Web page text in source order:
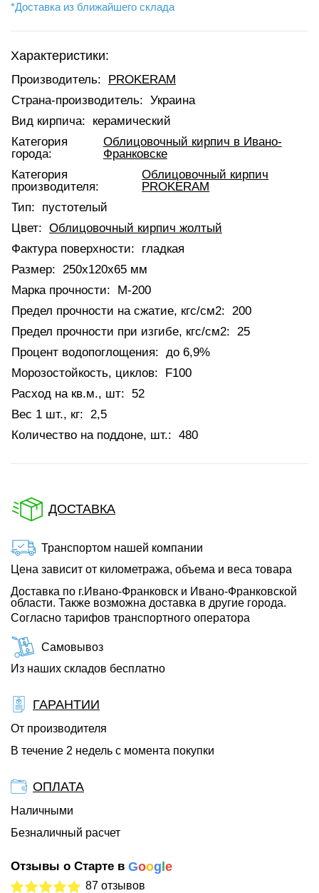
*Доставка из ближайшего склада
Характеристики:
Производитель:
PROKERAM
Страна-производитель: Украина
Вид кирпича:
керамический
Категория
города:
Облицовочный кирпич в Ивано-
Франковске
Категория
производителя:
Облицовочный кирпич
PROKERAM
Тип:
пустотелый
Цвет: Облицовочный кирпич жолтый
Фактура поверхности:
гладкая
Размер: 250х120х65 мм
Марка прочности:
М-200
Предел прочности на сжатие, кгс/см2: 200
Предел прочности при изгибе, кгс/см2: 25
Процент водопоглощения: до 6,9%
Морозостойкость, циклов:
F100
Расход на кв.м., шт:
52
Вес 1 шт., кг: 2,5
Количество на поддоне, шт.: 480
ДОСТАВКА
Транспортом нашей компании
Цена зависит от километража, объема и веса товара
Доставка по г.Ивано-Франковск и Ивано-Франковской
области. Также возможна доставка в другие города.
Согласно тарифов транспортного оператора
Самовывоз
Из наших складов бесплатно
ГАРАНТИИ
От производителя
В течение 2 недель с момента покупки
ОПЛАТА
Наличными
Безналичный расчет
Отзывы о Старте в Goog e
87 отзывов